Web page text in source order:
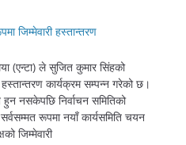
जिम्मेवारी हस्तान्तरण
(एन्टा) ले सुजित कुमार सिंहको
हस्तान्तरण कार्यक्रम सम्पन्न गरेको छ।
हुन नसकेपछि निर्वाचन समितिको
रूपमा नयाँ कार्यसमिति चयन
जिम्मेवारी